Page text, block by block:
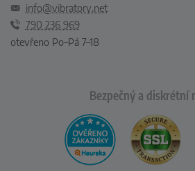
info@vibratory.net
790 236 969
otevřeno Po–Pá 7–18
Bezpečný a diskrétní